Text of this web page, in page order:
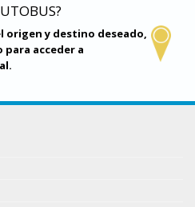
origen y destino deseado,
acceder a